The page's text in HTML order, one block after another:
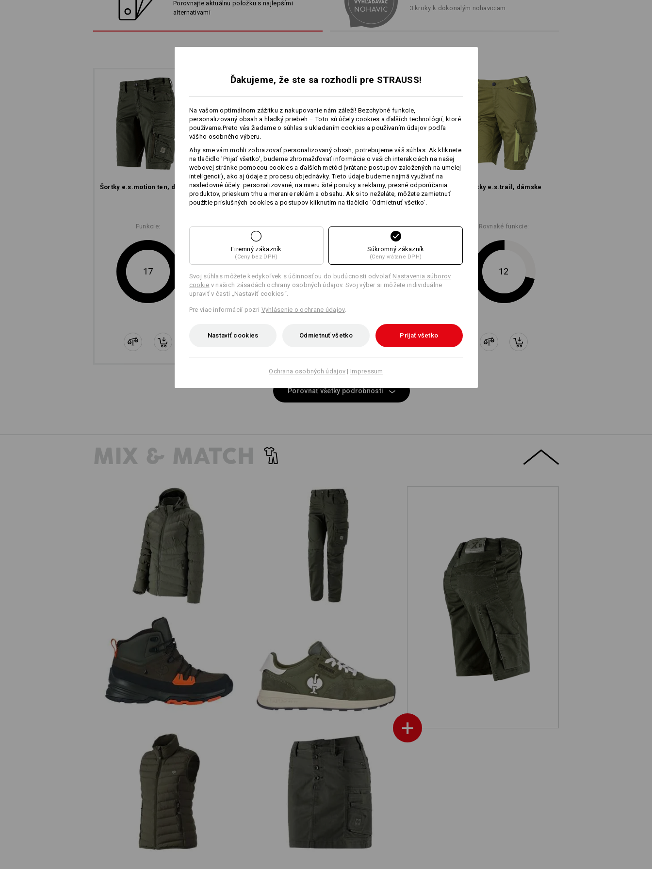
Vrchný materiál 46% Bavlna / 38% Elastomultiester / 16% Polyamid
(cca. 315 g/m²)
Perte v práčke na 60 °C
Nebieľte
Chemické čistenie povolené
!!! Sezónna položka!!! Doručenie len do vypredania zásob!!!
Prispôsobenie:
Vytvoriť podľa seba
viac
výsledok ich kombinácie? Ležérne vyblednuté farby pre pôsobivý
moderný vzhlad, ktoré skvele ladia s robustným dizajnom.
rôznym šikovným vreckám dostatok úložného priestoru – budete tak
mat volné ruky na to podstatné!
EŠTE VIAC MIESTA
Samostatne predávané vrecká na náradie sú dokonalý doplnok,
1 / 3
Porovnajte aktuálnu položku s najlepšími
alternatívami
3 kroky k dokonalým nohaviciam
Šortky e.s.​motion ten, dámske
Funkcie:
17
Šortky e.s.​motion 2020,
dámske
Šortky e.s.​concrete light,
dámske
Šortky e.s.​trail, dámske
Rovnaké funkcie:
14
+1 ďalšia funkcia
Rovnaké funkcie:
12
Rovnaké funkcie:
12
Porovnať všetky podrobnosti
MIX & MATCH
Šortky e.s.motion ten, dámske
+
Zimná bunda e.s.motion ten, dámska
Nohavice do pása e.s.motion ten,
dámske
O2 pracovná obuv e.s. Ruma mid
S1 Bezpečnostná obuv e.s. Canberra
low
Vesta e.s.motion ten, dámska Sukňa e.s.motion ten, dámska
Ďakujeme, že ste sa rozhodli pre STRAUSS!
Na vašom optimálnom zážitku z nakupovanie nám záleží! Bezchybné funkcie,
personalizovaný obsah a hladký priebeh – Toto sú účely cookies a ďalších technológií, ktoré
používame.Preto vás žiadame o súhlas s ukladaním cookies a používaním údajov podľa
vášho osobného výberu.
Aby sme vám mohli zobrazovať personalizovaný obsah, potrebujeme váš súhlas. Ak kliknete
na tlačidlo 'Prijať všetko', budeme zhromažďovať informácie o vašich interakciách na našej
webovej stránke pomocou cookies a ďalších metód (vrátane postupov založených na umelej
inteligencii), ako aj údaje z procesu objednávky. Tieto údaje budeme najmä využívať na
nasledovné účely: personalizované, na mieru šité ponuky a reklamy, presné odporúčania
produktov, prieskum trhu a meranie reklám a obsahu. Ak si to neželáte, môžete zamietnuť
použitie príslušných cookies a postupov kliknutím na tlačidlo 'Odmietnuť všetko'.
Firemný zákazník
(Ceny bez DPH)
Súkromný zákazník
(Ceny vrátane DPH)
Svoj súhlas môžete kedykoľvek s účinnosťou do budúcnosti odvolať Nastavenia súborov
cookie v našich zásadách ochrany osobných údajov. Svoj výber si môžete individuálne
upraviť v časti „Nastaviť cookies“.
Pre viac informácií pozri Vyhlásenie o ochrane údajov.
Nastaviť cookies Odmietnuť všetko Prijať všetko
Ochrana osobných údajov | Impressum